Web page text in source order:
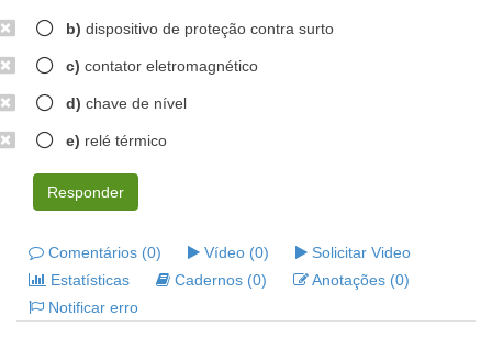
b) dispositivo de proteção contra surto
c) contator eletromagnético
d) chave de nível
e) relé térmico
Responder
Comentários (0) Vídeo (0)
Solicitar Video
Estatísticas
Cadernos (0)
Anotações (0)
Notificar erro